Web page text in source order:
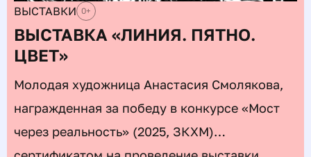
ВЫСТАВКИ 0+
ВЫСТАВКА «ЛИНИЯ. ПЯТНО.
ЦВЕТ»
Молодая художница Анастасия Смолякова,
награжденная за победу в конкурсе «Мост
через реальность» (2025, ЗКХМ)